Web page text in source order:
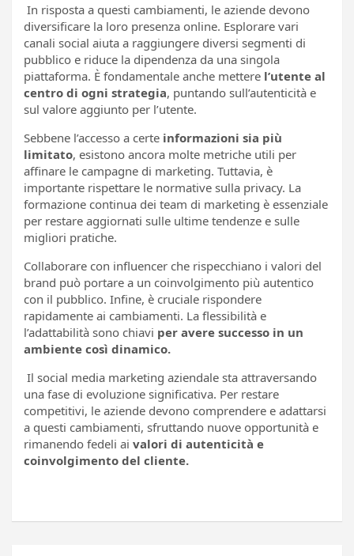
In risposta a questi cambiamenti, le aziende devono
diversificare la loro presenza online. Esplorare vari
canali social aiuta a raggiungere diversi segmenti di
pubblico e riduce la dipendenza da una singola
piattaforma. È fondamentale anche mettere l’utente al
centro di ogni strategia, puntando sull’autenticità e
sul valore aggiunto per l’utente.
Sebbene l’accesso a certe informazioni sia più
limitato, esistono ancora molte metriche utili per
affinare le campagne di marketing. Tuttavia, è
importante rispettare le normative sulla privacy. La
formazione continua dei team di marketing è essenziale
per restare aggiornati sulle ultime tendenze e sulle
migliori pratiche.
Collaborare con influencer che rispecchiano i valori del
brand può portare a un coinvolgimento più autentico
con il pubblico. Infine, è cruciale rispondere
rapidamente ai cambiamenti. La flessibilità e
l’adattabilità sono chiavi per avere successo in un
ambiente così dinamico.
Il social media marketing aziendale sta attraversando
una fase di evoluzione significativa. Per restare
competitivi, le aziende devono comprendere e adattarsi
a questi cambiamenti, sfruttando nuove opportunità e
rimanendo fedeli ai valori di autenticità e
coinvolgimento del cliente.